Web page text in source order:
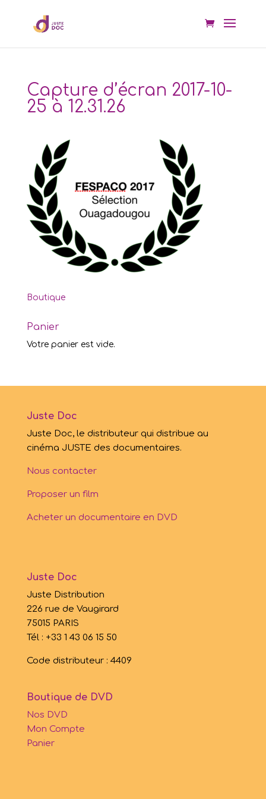
Capture d’écran 2017-10-
25 à 12.31.26
Boutique
Panier
Votre panier est vide.
Juste Doc
Juste Doc, le distributeur qui distribue au
cinéma JUSTE des documentaires.
Nous contacter
Proposer un film
Acheter un documentaire en DVD
Juste Doc
Juste Distribution
226 rue de Vaugirard
75015 PARIS
Tél : +33 1 43 06 15 50
Code distributeur : 4409
Boutique de DVD
Nos DVD
Mon Compte
Panier